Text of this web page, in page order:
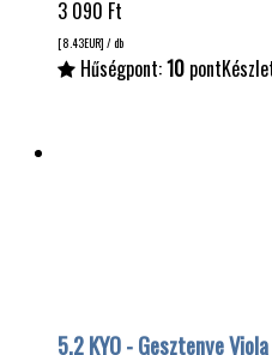
3 090 Ft
[8.43EUR] / db
Hűségpont:10 pont
5.2 KYO - Gesztenye